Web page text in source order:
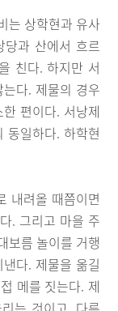
는 상학현과 유사
당과 산에서 흐르
친다. 하지만 서
다. 제물의 경우
편이다. 서낭제
동일하다. 하학현
내려올 때쯤이면
. 그리고 마을 주
보름 놀이를 거행
다. 제물을 옮길
메를 짓는다. 제